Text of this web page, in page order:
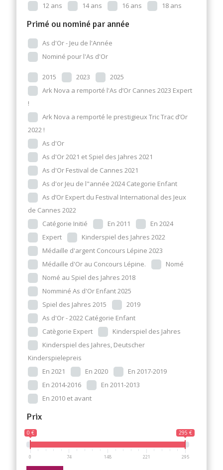
12 ans
14 ans 16 ans 18 ans
Primé ou nominé par année
As d'Or - Jeu de l'Année
Nominé pour l'As d'Or
2015 2023
2025
Ark Nova a remporté l'As d’Or Cannes 2023 Expert
!
Ark Nova a remporté le prestigieux Tric Trac d’Or
2022 !
As d'Or
As d'Or 2021 et Spiel des Jahres 2021
As d'Or Festival de Cannes 2021
As d'or Jeu de l"année 2024 Categorie Enfant
As d’Or Expert du Festival International des Jeux
de Cannes 2022
Catégorie Initié
En 2011
En 2024
Expert
Kinderspiel des Jahres 2022
Médaille d'argent Concours Lépine 2023
Médaille d'Or au Concours Lépine.
Nomé
Nomé au Spiel des Jahres 2018
Nomminé As d'Or Enfant 2025
Spiel des Jahres 2015
2019
As d'Or - 2022 Catégorie Enfant
Catègorie Expert
Kinderspiel des Jahres
Kinderspiel des Jahres, Deutscher
Kinderspielepreis
En 2021
En 2020
En 2017-2019
En 2014-2016
En 2011-2013
En 2010 et avant
Prix
0 € 295 €
0 74 148 221 295